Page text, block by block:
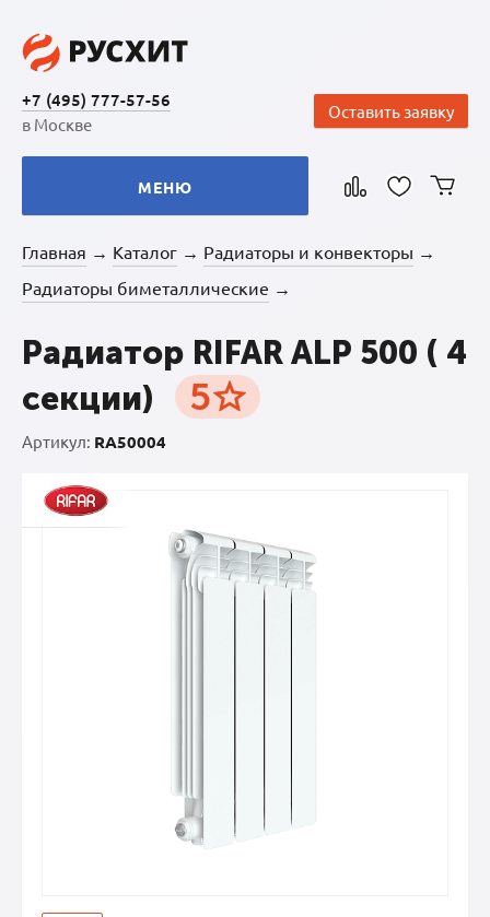
+7 (495) 777-57-56
в Москве
Оставить заявку
МЕНЮ
Главная → Каталог → Радиаторы и конвекторы →
Радиаторы биметаллические →
Радиатор RIFAR ALP 500 ( 4
секции)
5
Артикул: RA50004